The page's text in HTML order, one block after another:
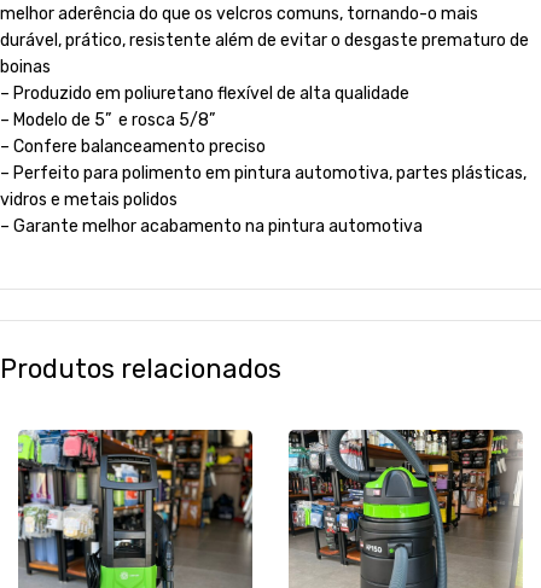
melhor aderência do que os velcros comuns, tornando-o mais
durável, prático, resistente além de evitar o desgaste prematuro de
boinas
– Produzido em poliuretano flexível de alta qualidade
– Modelo de 5” e rosca 5/8”
– Confere balanceamento preciso
– Perfeito para polimento em pintura automotiva, partes plásticas,
vidros e metais polidos
– Garante melhor acabamento na pintura automotiva
Produtos relacionados